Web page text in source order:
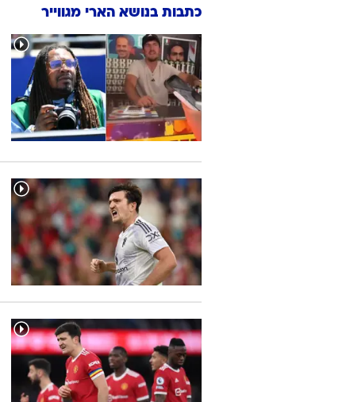
כתבות בנושא הארי מגווייר